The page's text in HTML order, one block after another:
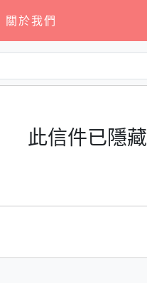
關於我們
此信件已隱藏